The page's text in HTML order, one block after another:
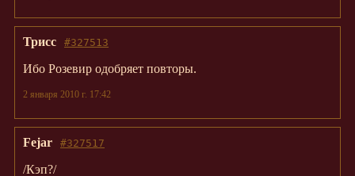
#327513
Трисс
Ибо Розевир одобряет повторы.
2 января 2010 г. 17:42
#327517
Fejar
/Кэп?/